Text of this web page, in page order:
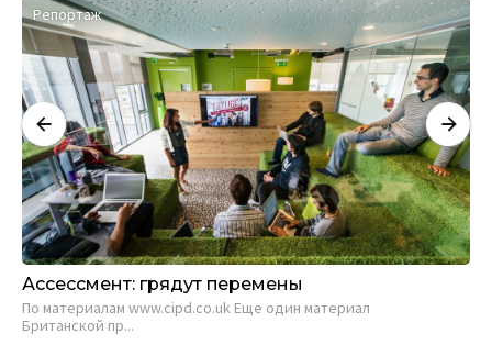
Репортаж
Ассессмент: грядут перемены
По материалам www.cipd.co.uk Еще один материал
Британской пр...